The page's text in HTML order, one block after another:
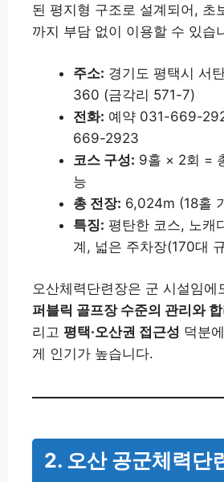
된 평지형 구조로 설계되어, 초
까지 부담 없이 이용할 수 있습
주소: 경기도 평택시 서
360 (금각리 571-7)
전화: 예약 031-669-
669-2923
코스 구성: 9홀 × 2회 =
능
총 전장: 6,024m (18홀
특징: 평탄한 코스, 노캐
계, 넓은 주차장(170대
오산체력단련장은 군 시설임에
퍼블릭 골프장 수준의 관리와
리고 평택·오산권 접근성 덕분
게 인기가 높습니다.
2. 오산 공군체력단